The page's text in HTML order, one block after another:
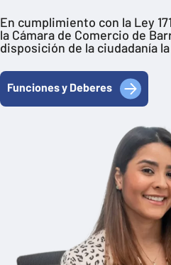
En cumplimiento con la Ley
la Cámara de Comercio de
disposición de la ciudadanía
Funciones y Deberes